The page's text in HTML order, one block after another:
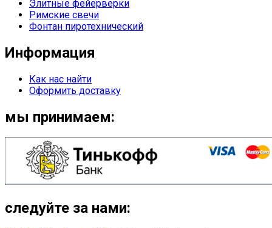
Элитные фейерверки
Римские свечи
Фонтан пиротехнический
Информация
Как нас найти
Оформить доставку
мы принимаем:
следуйте за нами: